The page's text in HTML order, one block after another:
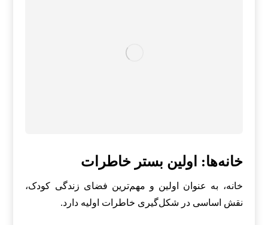
خانه‌ها: اولین بستر خاطرات
خانه، به عنوان اولین و مهم‌ترین فضای زندگی کودک،
نقش اساسی در شکل‌گیری خاطرات اولیه دارد.